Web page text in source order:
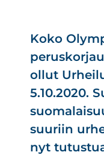
Koko
ollut
5.10.2020.
suuriin
nyt